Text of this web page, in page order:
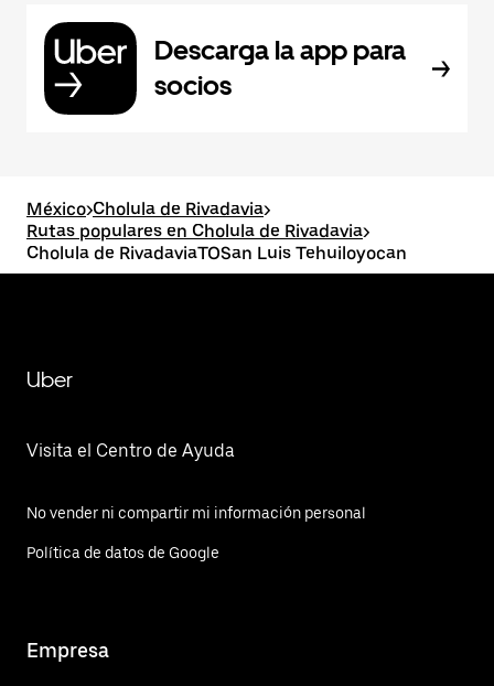
Descarga la app para
socios
México>Cholula de Rivadavia>
Rutas populares en Cholula de Rivadavia>
Cholula de RivadaviaTOSan Luis Tehuiloyocan
Uber
Visita el Centro de Ayuda
No vender ni compartir mi información personal
Política de datos de Google
Empresa